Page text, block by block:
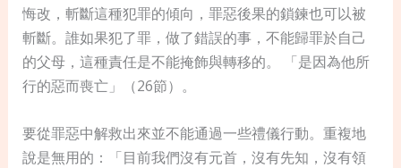
悔改，斬斷這種犯罪的傾向，罪惡後果的鎖鍊也可以被
斬斷。誰如果犯了罪，做了錯誤的事，不能歸罪於自己
的父母，這種責任是不能掩飾與轉移的。 「是因為他所
行的惡而喪亡」（26節）。
要從罪惡中解救出來並不能通過一些禮儀行動。重複地
說是無用的：「目前我們沒有元首，沒有先知，沒有領